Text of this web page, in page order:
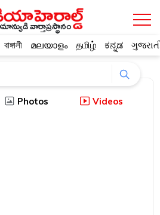
వార్తాప్రస్థానం
বাঙ্গালী മലയാളം தமிழ் ಕನ್ನಡ
Photos Videos